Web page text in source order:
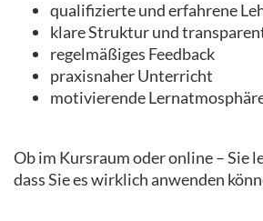
qualifizierte und erfahrene
klare Struktur und
regelmäßiges Feedback
praxisnaher Unterricht
motivierende
Ob im Kursraum oder online – Sie
dass Sie es wirklich anwenden